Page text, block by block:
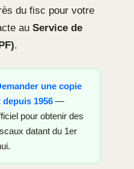
du fisc pour votre
au Service de
.
une copie
1956 —
pour obtenir des
datant du 1er